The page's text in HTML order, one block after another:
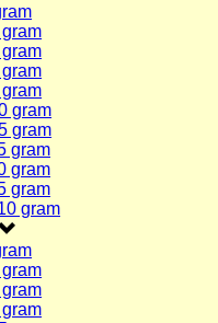
gram
gram
gram
gram
gram
gram